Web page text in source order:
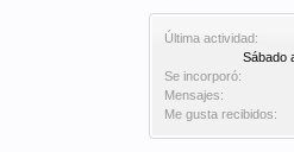
Última actividad:
Sábado
Se incorporó:
Mensajes:
Me gusta recibidos: